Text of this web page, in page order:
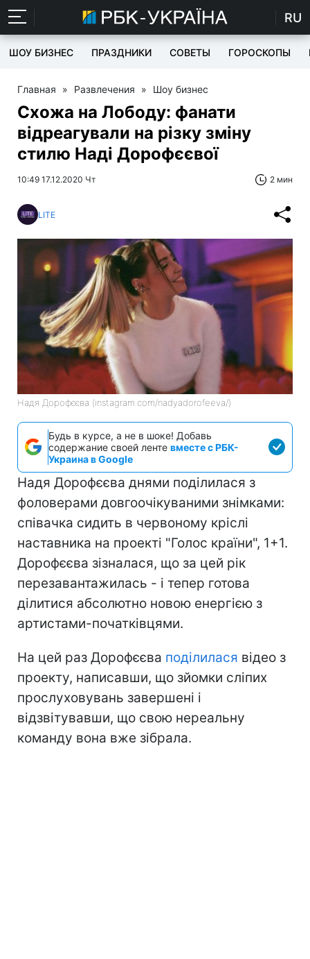
RU
ШОУ БИЗНЕС ПРАЗДНИКИ СОВЕТЫ ГОРОСКОПЫ
Главная » Развлечения » Шоу бизнес
Схожа на Лободу: фанати
відреагували на різку зміну
стилю Наді Дорофєєвої
10:49 17.12.2020 Чт 2 мин
LITE
Надя Дорофєєва (instagram.com/nadyadorofeeva/)
Будь в курсе, а не в шоке! Добавь
содержание своей ленте вместе с РБК-
Украина в Google
Надя Дорофєєва днями поділилася з
фоловерами довгоочікуваними знімками:
співачка сидить в червоному кріслі
наставника на проекті "Голос країни", 1+1.
Дорофєєва зізналася, що за цей рік
перезавантажилась - і тепер готова
ділитися абсолютно новою енергією з
артистами-початківцями.
На цей раз Дорофєєва поділилася відео з
проекту, написавши, що зйомки сліпих
прослуховувань завершені і
відзвітувавши, що свою нереальну
команду вона вже зібрала.